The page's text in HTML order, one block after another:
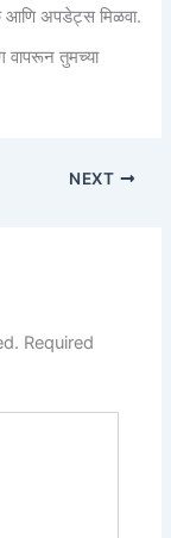
आणि अपडेट्स मिळवा.
तुमच्या
NEXT
Required